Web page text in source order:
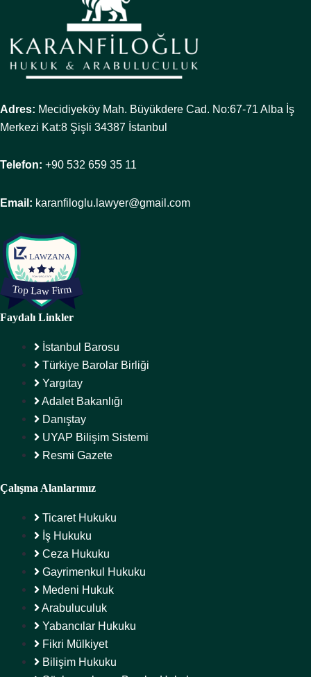
Adres: Mecidiyeköy Mah. Büyükdere Cad. No:67-71 Alba İş
Merkezi Kat:8 Şişli 34387 İstanbul
Telefon: +90 532 659 35 11
Email: karanfiloglu.lawyer@gmail.com
Faydalı Linkler
İstanbul Barosu
Türkiye Barolar Birliği
Yargıtay
Adalet Bakanlığı
Danıştay
UYAP Bilişim Sistemi
Resmi Gazete
Çalışma Alanlarımız
Ticaret Hukuku
İş Hukuku
Ceza Hukuku
Gayrimenkul Hukuku
Medeni Hukuk
Arabuluculuk
Yabancılar Hukuku
Fikri Mülkiyet
Bilişim Hukuku